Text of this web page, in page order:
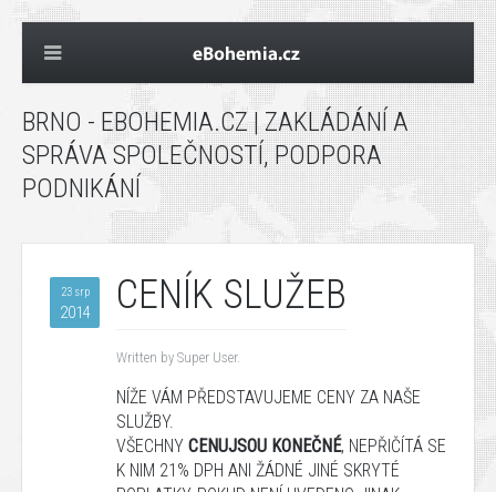
BRNO - EBOHEMIA.CZ | ZAKLÁDÁNÍ A
SPRÁVA SPOLEČNOSTÍ, PODPORA
PODNIKÁNÍ
23 srp
2014 CENÍK SLUŽEB
Written by Super User.
NÍŽE VÁM PŘEDSTAVUJEME CENY ZA NAŠE
SLUŽBY.
VŠECHNY CENUJSOU KONEČNÉ, NEPŘIČÍTÁ SE
K NIM 21% DPH ANI ŽÁDNÉ JINÉ SKRYTÉ